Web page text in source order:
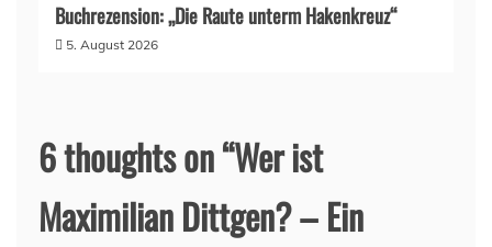
Buchrezension: „Die Raute unterm Hakenkreuz“
5. August 2026
6 thoughts on “Wer ist
Maximilian Dittgen? – Ein